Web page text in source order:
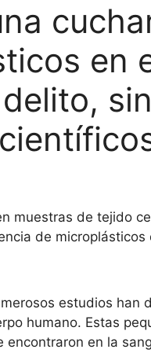
en
muestras de tejido
de
estudios han
humano. Estas
encontraron en la